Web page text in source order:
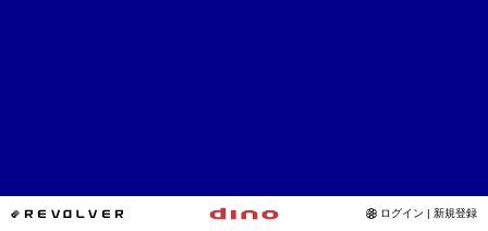
*REVOLVER ログイン | 新規登録